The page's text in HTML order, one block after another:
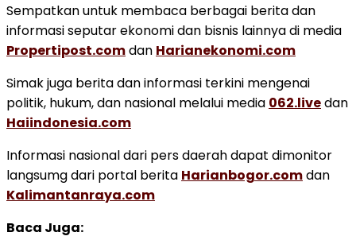
Sempatkan untuk membaca berbagai berita dan
informasi seputar ekonomi dan bisnis lainnya di media
Propertipost.comdan Harianekonomi.com
Simak juga berita dan informasi terkini mengenai
politik, hukum, dan nasional melalui media 062.livedan
Haiindonesia.com
Informasi nasional dari pers daerah dapat dimonitor
langsumg dari portal berita Harianbogor.comdan
Kalimantanraya.com
Baca Juga: